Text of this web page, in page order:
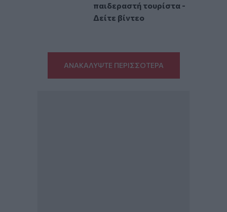
παιδεραστή τουρίστα -
Δείτε βίντεο
ΑΝΑΚΑΛΥΨΤΕ ΠΕΡΙΣΣΟΤΕΡΑ